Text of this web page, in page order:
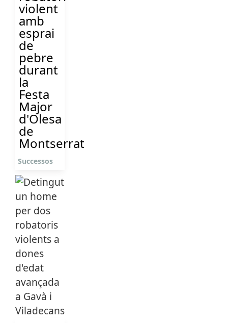
violent
amb
esprai
de
pebre
durant
la
Festa
Major
d'Olesa
de
Montserrat
Successos